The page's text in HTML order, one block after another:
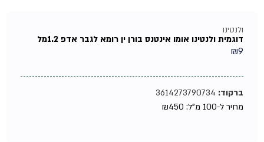
ולנטינו
דוגמית ולנטינו אומו אינטנס בורן ין רומא לגבר אדפ 1.2מל
₪
ברקוד:3614273790734
מחיר ל-100 מ"ל:
₪450